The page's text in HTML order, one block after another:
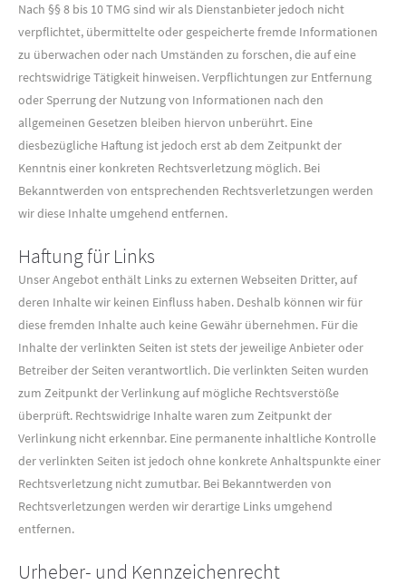
Nach §§ 8 bis 10 TMG sind wir als Dienstanbieter jedoch nicht
verpflichtet, übermittelte oder gespeicherte fremde Informationen
zu überwachen oder nach Umständen zu forschen, die auf eine
rechtswidrige Tätigkeit hinweisen. Verpflichtungen zur Entfernung
oder Sperrung der Nutzung von Informationen nach den
allgemeinen Gesetzen bleiben hiervon unberührt. Eine
diesbezügliche Haftung ist jedoch erst ab dem Zeitpunkt der
Kenntnis einer konkreten Rechtsverletzung möglich. Bei
Bekanntwerden von entsprechenden Rechtsverletzungen werden
wir diese Inhalte umgehend entfernen.
Haftung für Links
Unser Angebot enthält Links zu externen Webseiten Dritter, auf
deren Inhalte wir keinen Einfluss haben. Deshalb können wir für
diese fremden Inhalte auch keine Gewähr übernehmen. Für die
Inhalte der verlinkten Seiten ist stets der jeweilige Anbieter oder
Betreiber der Seiten verantwortlich. Die verlinkten Seiten wurden
zum Zeitpunkt der Verlinkung auf mögliche Rechtsverstöße
überprüft. Rechtswidrige Inhalte waren zum Zeitpunkt der
Verlinkung nicht erkennbar. Eine permanente inhaltliche Kontrolle
der verlinkten Seiten ist jedoch ohne konkrete Anhaltspunkte einer
Rechtsverletzung nicht zumutbar. Bei Bekanntwerden von
Rechtsverletzungen werden wir derartige Links umgehend
entfernen.
Urheber- und Kennzeichenrecht